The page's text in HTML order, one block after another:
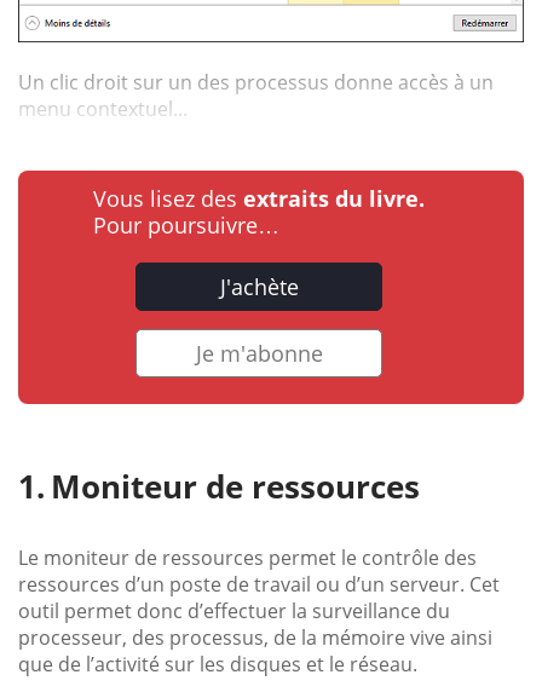
Un clic droit sur un des processus donne accès à un
menu contextuel...
Vous lisez des extraits du livre.
Pour poursuivre…
J'achète
Je m'abonne
Moniteur de ressources
Le moniteur de ressources permet le contrôle des
ressources d’un poste de travail ou d’un serveur. Cet
outil permet donc d’effectuer la surveillance du
processeur, des processus, de la mémoire vive ainsi
que de l’activité sur les disques et le réseau.